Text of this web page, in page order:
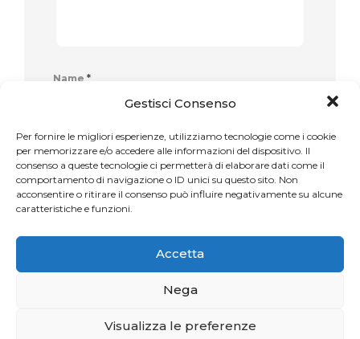
Gestisci Consenso
Per fornire le migliori esperienze, utilizziamo tecnologie come i cookie
per memorizzare e/o accedere alle informazioni del dispositivo. Il
consenso a queste tecnologie ci permetterà di elaborare dati come il
comportamento di navigazione o ID unici su questo sito. Non
acconsentire o ritirare il consenso può influire negativamente su alcune
caratteristiche e funzioni.
Accetta
Nega
Visualizza le preferenze
Name *
Email*